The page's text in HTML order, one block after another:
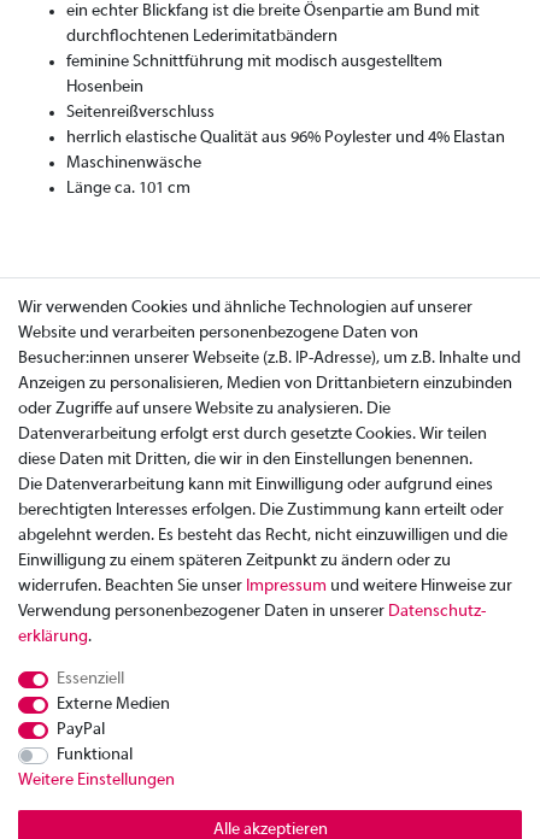
ein echter Blickfang ist die breite Ösenpartie am Bund mit
durchflochtenen Lederimitatbändern
feminine Schnittführung mit modisch ausgestelltem
Hosenbein
Seitenreißverschluss
herrlich elastische Qualität aus 96% Poylester und 4% Elastan
Maschinenwäsche
Länge ca. 101 cm
Zahlung
Rücksendung
Datenschutzerklärung
AGB
Wir verwenden Cookies und ähnliche Technologien auf unserer
Website und verarbeiten personenbezogene Daten von
Besucher:innen unserer Webseite (z.B. IP-Adresse), um z.B. Inhalte und
Anzeigen zu personalisieren, Medien von Drittanbietern einzubinden
oder Zugriffe auf unsere Website zu analysieren. Die
Datenverarbeitung erfolgt erst durch gesetzte Cookies. Wir teilen
diese Daten mit Dritten, die wir in den Einstellungen benennen.
Die Datenverarbeitung kann mit Einwilligung oder aufgrund eines
berechtigten Interesses erfolgen. Die Zustimmung kann erteilt oder
abgelehnt werden. Es besteht das Recht, nicht einzuwilligen und die
Einwilligung zu einem späteren Zeitpunkt zu ändern oder zu
widerrufen. Beachten Sie unser Impressum und weitere Hinweise zur
Verwendung personenbezogener Daten in unserer Daten­schutz­
erklärung.
Essenziell
Externe Medien
PayPal
Funktional
Weitere Einstellungen
Alle akzeptieren